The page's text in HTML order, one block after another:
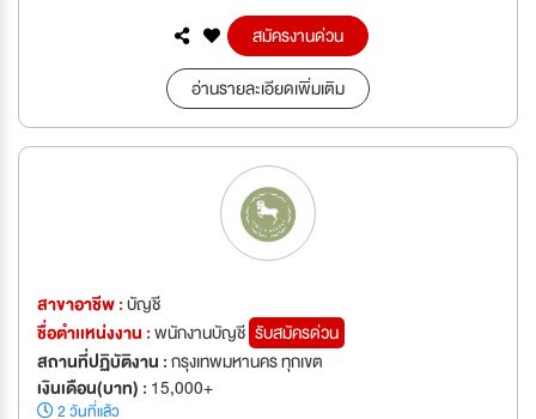
สมัครงานด่วน
อ่านรายละเอียดเพิ่มเติม
สาขาอาชีพ :บัญชี
ชื่อตำเเหน่งงาน :พนักงานบัญชี รับสมัครด่วน
สถานที่ปฏิบัติงาน :กรุงเทพมหานคร ทุกเขต
เงินเดือน(บาท) : 15,000+
2 วันที่แล้ว